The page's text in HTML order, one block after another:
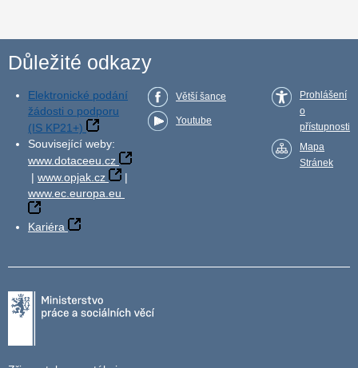
Důležité odkazy
Elektronické podání
žádosti o podporu
(IS KP21+)
Související weby:
www.dotaceeu.cz
| www.opjak.cz
|
www.ec.europa.eu
Kariéra
Větší šance
Youtube
Prohlášení
o
přístupnosti
Mapa
Stránek